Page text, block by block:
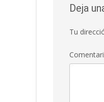
Deja
Tu